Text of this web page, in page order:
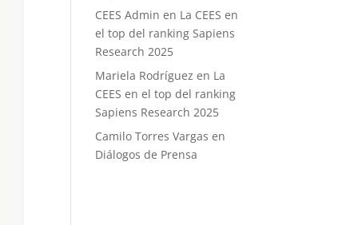
CEES Admin en La CEES en
el top del ranking Sapiens
Research 2025
Mariela Rodríguez en La
CEES en el top del ranking
Sapiens Research 2025
Camilo Torres Vargas en
Diálogos de Prensa